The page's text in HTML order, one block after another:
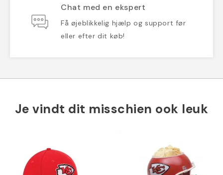
Chat med en ekspert
Få øjeblikkelig hjælp og support før
eller efter dit køb!
Je vindt dit misschien ook leuk